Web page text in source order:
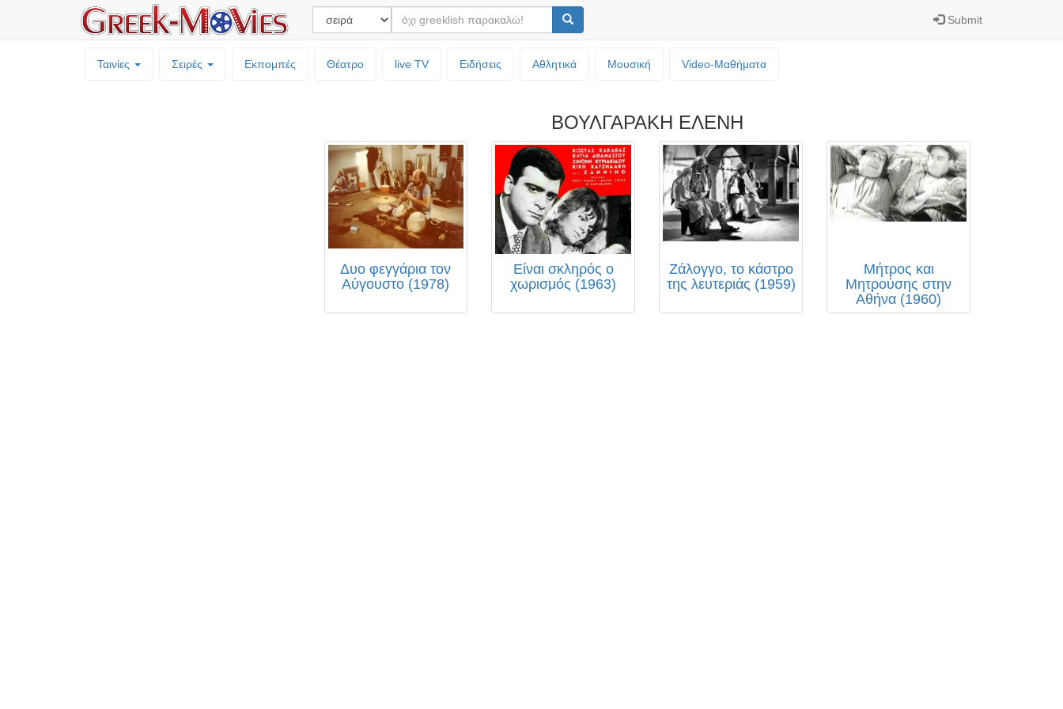
Submit
Ταινίες Σειρές Εκπομπές Θέατρο live TV Ειδήσεις Αθλητικά Μουσική Video-Mαθήματα
ΒΟΥΛΓΑΡΑΚΗ ΕΛΕΝΗ
Δυο φεγγάρια τον
Αύγουστο (1978)
Είναι σκληρός ο
χωρισμός (1963)
Ζάλογγο, το κάστρο
της λευτεριάς (1959)
Μήτρος και
Μητρούσης στην
Αθήνα (1960)